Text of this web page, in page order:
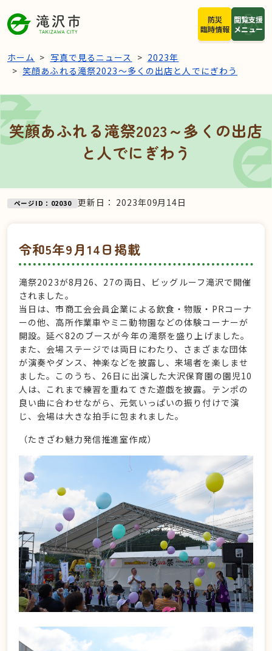
閲覧支援
メニュー
防災
臨時情報
ホーム 写真で見るニュース
2023年
笑顔あふれる滝祭2023～多くの出店と人でにぎわう
笑顔あふれる滝祭2023～多くの出店
と人でにぎわう
ページID：02030 更新日： 2023年09月14日
令和5年9月14日掲載
滝祭2023が8月26、27の両日、ビッグルーフ滝沢で開催
されました。
当日は、市商工会会員企業による飲食・物販・PRコーナ
ーの他、高所作業車やミニ動物園などの体験コーナーが
開設。延べ82のブースが今年の滝祭を盛り上げました。
また、会場ステージでは両日にわたり、さまざまな団体
が演奏やダンス、神楽などを披露し、来場者を楽しませ
ました。このうち、26日に出演した大沢保育園の園児10
人は、これまで練習を重ねてきた遊戯を披露。テンポの
良い曲に合わせながら、元気いっぱいの振り付けで演
じ、会場は大きな拍手に包まれました。
（たきざわ魅力発信推進室作成）